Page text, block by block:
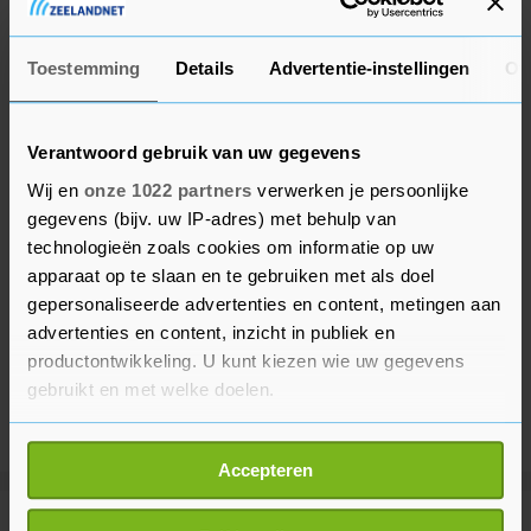
Toestemming Details Advertentie-instellingen
Verantwoord gebruik van uw gegevens
Wij en onze 1022 partners verwerken je persoonlijke
gegevens (bijv. uw IP-adres) met behulp van
technologieën zoals cookies om informatie op uw
apparaat op te slaan en te gebruiken met als doel
gepersonaliseerde advertenties en content, metingen aan
advertenties en content, inzicht in publiek en
productontwikkeling. U kunt kiezen wie uw gegevens
gebruikt en met welke doelen.
Als u het toestaat, willen we ook graag:
Informatie verzamelen over uw geografische
locatie, die tot een paar meter nauwkeurig kan zijn
Accepteren